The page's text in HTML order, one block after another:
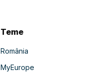
Teme
România
MyEurope